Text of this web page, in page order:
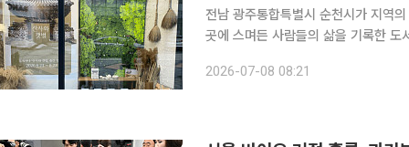
전남 광주통합특별시 순천시가 지역
곳에 스며든 사람들의 삶을 기록한 도서 '산사와 갯벌' 출
2026-07-08 08:21